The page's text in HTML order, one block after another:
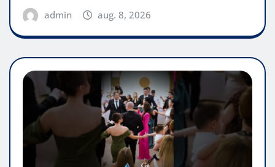
admin aug. 8, 2026